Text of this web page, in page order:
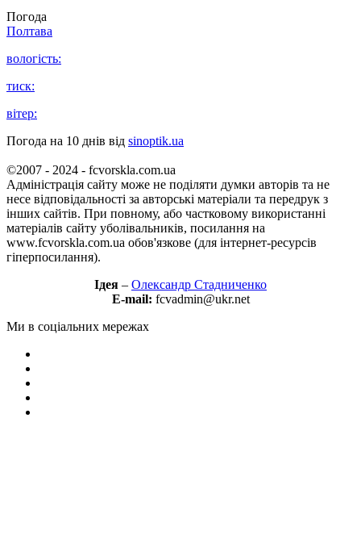
Погода
Полтава
вологість:
тиск:
вітер:
Погода на 10 днів від sinoptik.ua
©2007 - 2024 - fcvorskla.com.ua
Адміністрація сайту може не поділяти думки авторів та не
несе відповідальності за авторські матеріали та передрук з
інших сайтів. При повному, або частковому використанні
матеріалів сайту уболівальників, посилання на
www.fcvorskla.com.ua обов'язкове (для інтернет-ресурсів
гіперпосилання).
Ідея – Олександр Стадниченко
E-mail: fcvadmin@ukr.net
Ми в соціальних мережах